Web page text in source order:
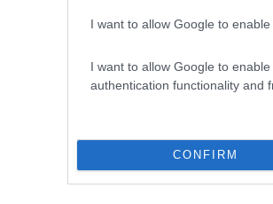
I want to allow Google to
I want to allow Google to
authentication functionality and
CONFIRM